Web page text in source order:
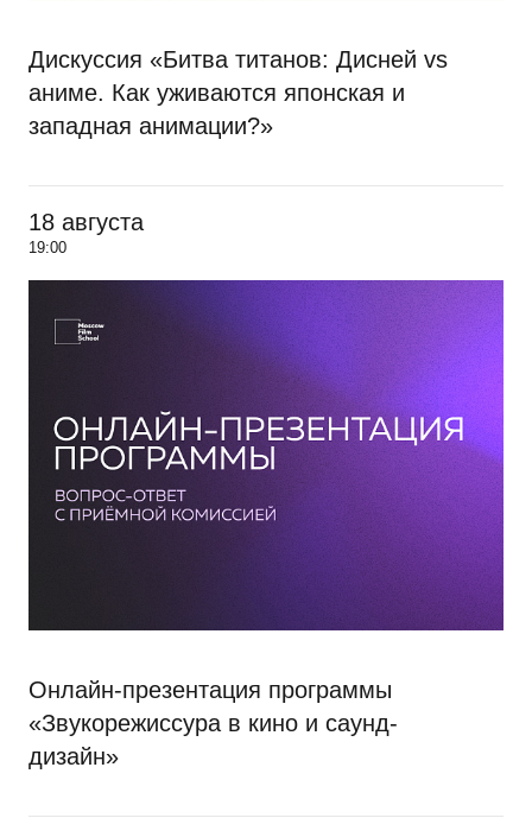
Дискуссия «Битва титанов: Дисней vs
аниме. Как уживаются японская и
западная анимации?»
18 августа
19:00
Онлайн-презентация программы
«Звукорежиссура в кино и саунд-
дизайн»